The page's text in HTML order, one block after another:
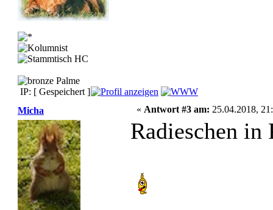
IP: [ Gespeichert ]
Micha
« Antwort #3 am: 25.04.2018,
Radieschen in